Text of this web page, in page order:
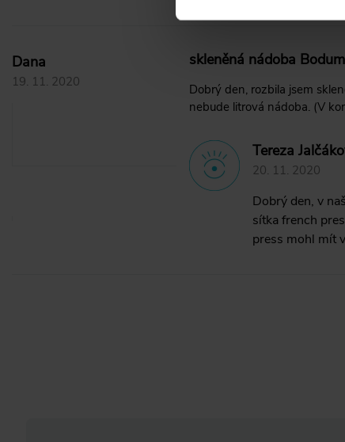
Dana
19. 11. 2020
skleněná nádoba Bodum
Dobrý den, rozbila jsem
nebude litrová nádoba. (V
Tereza
20. 11. 2020
Dobrý den, v
sítka french
press mohl mít